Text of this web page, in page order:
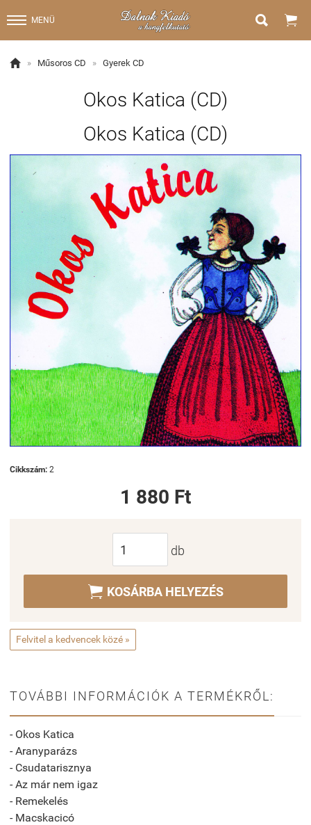
MENÜ  
 » Műsoros CD » Gyerek CD
Okos Katica (CD)
Okos Katica (CD)
Cikkszám: 2
1 880 Ft
db
 KOSÁRBA HELYEZÉS
Felvitel a kedvencek közé »
TOVÁBBI INFORMÁCIÓK A TERMÉKRŐL:
- Okos Katica
- Aranyparázs
- Csudatarisznya
- Az már nem igaz
- Remekelés
- Macskacicó